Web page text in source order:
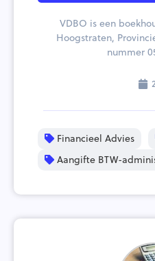
VDBO is een
Hoogstraten,
nummer
Financieel Advies
Aangifte BTW-